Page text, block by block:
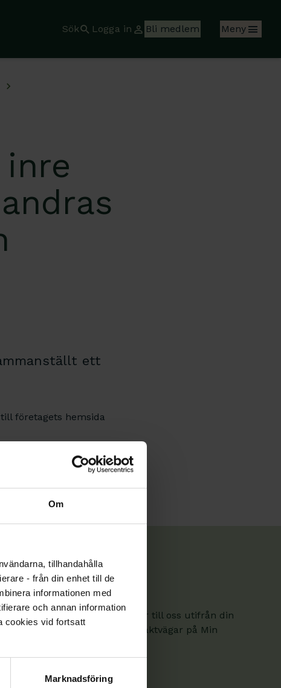
Om
tillhandahålla
- från din enhet till de
informationen med
och annan information
cookies vid fortsatt
Marknadsföring
Sök
Logga in Bli medlem Meny
ett
företagets hemsida
oss. Här hittar du kontaktvägar till oss utifrån din
är medlem hittar fler kontaktvägar på Min